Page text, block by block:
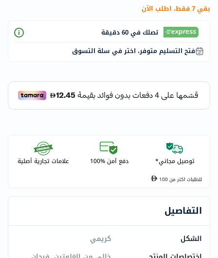
بقي 7 فقط، اطلب الآن
تصلك في 60 دقيقة
فتح التسليم متوفر، اختر في سلة التسوق
توصيل مجاني* دفع آمن %100 علامات تجارية أصلية
للطلبات اكتر من100
التفاصيل
الشكل
كريمي